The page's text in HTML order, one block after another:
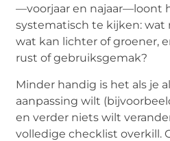
—voorjaar en najaar—loont
systematisch te kijken: wat
wat kan lichter of groener,
rust of gebruiksgemak?
Minder handig is het als je
aanpassing wilt
en verder niets wilt
volledige checklist overkill.